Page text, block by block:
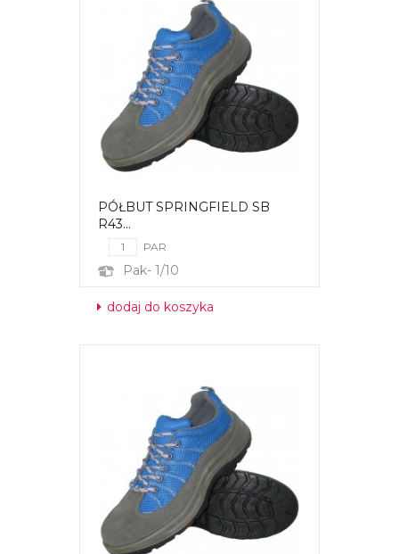
PÓŁBUT SPRINGFIELD SB
R43...
PAR
Pak- 1/10
dodaj do koszyka